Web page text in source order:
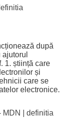
după
ajutorul
1. știință care
și
care se
electronice.
MDN
definitia